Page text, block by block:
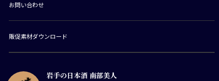
岩手の日本酒 南部美人
お問い合わせ
販促素材ダウンロード